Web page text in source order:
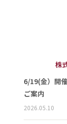
株
6/19(金）開
ご案内
2026.05.10